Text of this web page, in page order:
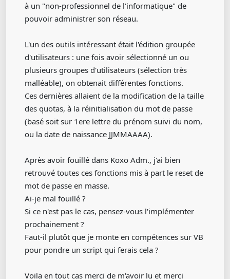
à un "non-professionnel de l'informatique" de
pouvoir administrer son réseau.
L'un des outils intéressant était l'édition groupée
d'utilisateurs : une fois avoir sélectionné un ou
plusieurs groupes d'utilisateurs (sélection très
malléable), on obtenait différentes fonctions.
Ces dernières allaient de la modification de la taille
des quotas, à la réinitialisation du mot de passe
(basé soit sur 1ere lettre du prénom suivi du nom,
ou la date de naissance JJMMAAAA).
Après avoir fouillé dans Koxo Adm., j'ai bien
retrouvé toutes ces fonctions mis à part le reset de
mot de passe en masse.
Ai-je mal fouillé ?
Si ce n'est pas le cas, pensez-vous l'implémenter
prochainement ?
Faut-il plutôt que je monte en compétences sur VB
pour pondre un script qui ferais cela ?
Voila en tout cas merci de m'avoir lu et merci